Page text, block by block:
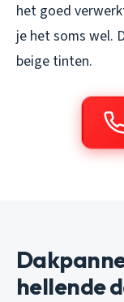
het goed
je het soms wel.
beige tinten.
hellende